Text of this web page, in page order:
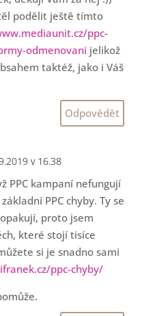
podělit ještě tímto
ppc-
odmenovani jelikož
taktéž, jako i Váš
Odpovědět
v 16.38
PPC kampaní nefungují
PPC chyby. Ty se
proto jsem
které stojí tisíce
si je snadno sami
ppc-chyby/